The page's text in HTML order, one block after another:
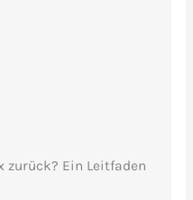
zurück? Ein Leitfaden